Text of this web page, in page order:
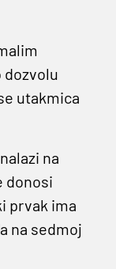
utakmica
na
donosi
prvak ima
na sedmoj